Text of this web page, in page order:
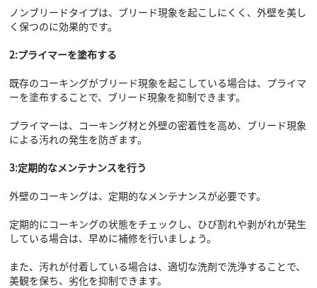
ノンブリードタイプは、ブリード現象を起こしにくく、外壁を美し
く保つのに効果的です。
2:プライマーを塗布する
既存のコーキングがブリード現象を起こしている場合は、プライマ
ーを塗布することで、ブリード現象を抑制できます。
プライマーは、コーキング材と外壁の密着性を高め、ブリード現象
による汚れの発生を防ぎます。
3:定期的なメンテナンスを行う
外壁のコーキングは、定期的なメンテナンスが必要です。
定期的にコーキングの状態をチェックし、ひび割れや剥がれが発生
している場合は、早めに補修を行いましょう。
また、汚れが付着している場合は、適切な洗剤で洗浄することで、
美観を保ち、劣化を抑制できます。